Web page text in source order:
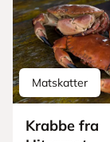
Matskatter
Krabbe fra